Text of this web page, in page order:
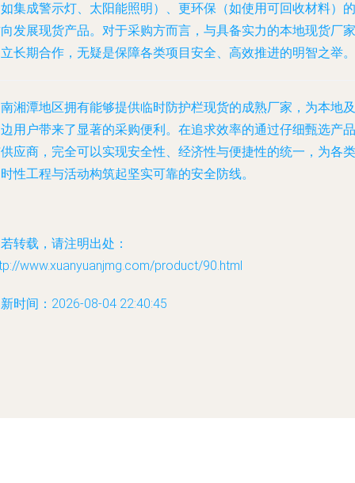
集成警示灯、太阳能照明）、更环保（如使用可回收材料）的
发展现货产品。对于采购方而言，与具备实力的本地现货厂家
长期合作，无疑是保障各类项目安全、高效推进的明智之举。
湘潭地区拥有能够提供临时防护栏现货的成熟厂家，为本地及
用户带来了显著的采购便利。在追求效率的通过仔细甄选产品
应商，完全可以实现安全性、经济性与便捷性的统一，为各类
性工程与活动构筑起坚实可靠的安全防线。
转载，请注明出处：
www.xuanyuanjmg.com/product/90.html
时间：2026-08-04 22:40:45